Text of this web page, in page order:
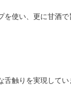
使い、更に甘酒で
触りを実現してい